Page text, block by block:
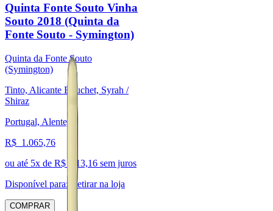
Quinta Fonte Souto Vinha
Souto 2018 (Quinta da
Fonte Souto - Symington)
Quinta da Fonte Souto
(Symington)
Tinto, Alicante Bouchet, Syrah /
Shiraz
Portugal, Alentejo
R$ 1.065,76
ou até 5x de R$ 213,16 sem juros
Disponível para:
Retirar na loja
COMPRAR